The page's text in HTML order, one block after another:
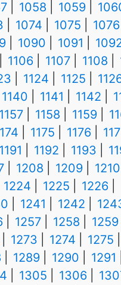
1058 1059
1074 1075
1076
1090 1091
1106 1107 1108
1124 1125
1140 1141 1142
1157 1158 1159
1175 1176
1191 1192 1193
1208 1209
1210
1224 1225 1226
1241 1242
1257 1258
1259
1273 1274
1275
1289 1290
1291
1305 1306